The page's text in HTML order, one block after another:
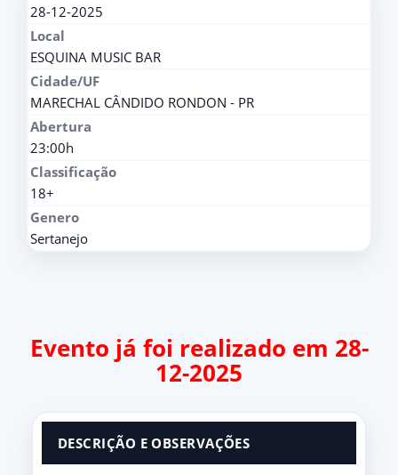
28-12-2025
Local
ESQUINA MUSIC BAR
Cidade/UF
MARECHAL CÂNDIDO RONDON - PR
Abertura
23:00h
Classificação
18+
Genero
Sertanejo
Evento já foi realizado em 28-
12-2025
DESCRIÇÃO E OBSERVAÇÕES